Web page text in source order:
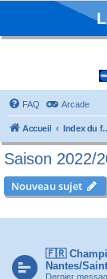
FAQ Arcade
Accueil Index
Saison 2022/
Nouveau sujet
🇫🇷
Nantes/
Dernier